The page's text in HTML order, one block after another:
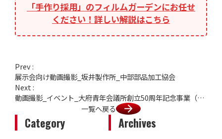
Category Archives
「手作り採用」のフィルムガーデンにお任せ
ください！詳しい解説はこちら
Prev :
展示会向け動画撮影_坂井製作所_中部部品加工協会
一覧へ戻る
Next :
動画撮影_イベント_大府青年会議所創立50周年記念事業（大府・東浦）